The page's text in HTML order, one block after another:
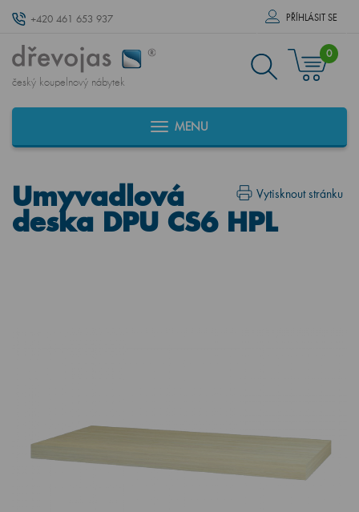
+420 461 653 937 PŘÍHLÁSIT SE
český koupelnový nábytek
0
MENU
Vytisknout stránku
Umyvadlová
deska DPU CS6 HPL